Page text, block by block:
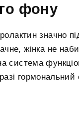
фону
значно
жінка не
система